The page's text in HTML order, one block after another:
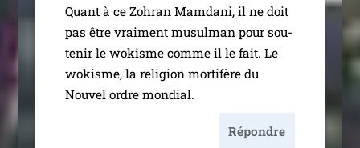
Quant à ce Zohran Mamdani, il ne doit
pas être vrai­ment musul­man pour sou­
te­nir le wokisme comme il le fait. Le
wokisme, la reli­gion mor­ti­fère du
Nouvel ordre mondial.
Répondre